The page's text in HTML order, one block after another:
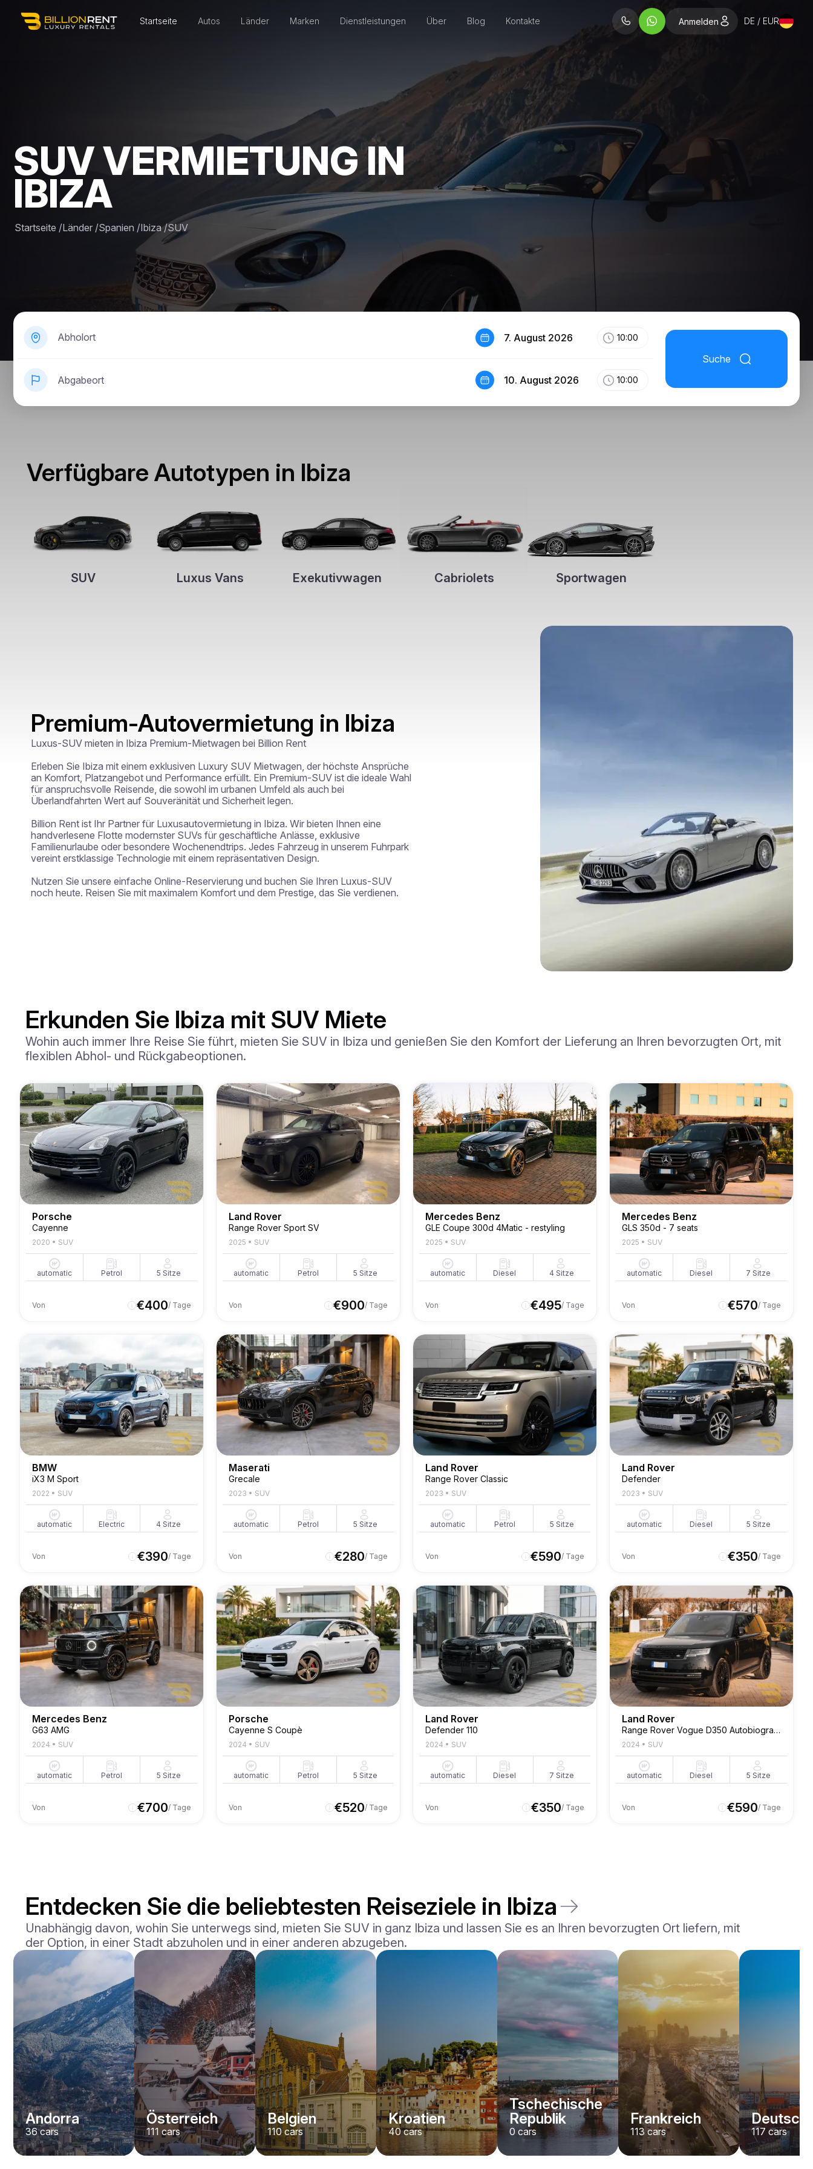
Startseite Autos Länder Marken Dienstleistungen Über Blog Kontakte Anmelden DE / EUR
SUV VERMIETUNG IN
IBIZA
Startseite /Länder /Spanien /Ibiza /SUV
Abholort
Abgabeort
7. August 2026 10:00
10. August 2026 10:00
Suche
Verfügbare Autotypen in Ibiza
SUV Luxus Vans Exekutivwagen Cabriolets Sportwagen
Premium-Autovermietung in Ibiza
Luxus-SUV mieten in Ibiza Premium-Mietwagen bei Billion Rent
Erleben Sie Ibiza mit einem exklusiven Luxury SUV Mietwagen, der höchste Ansprüche
an Komfort, Platzangebot und Performance erfüllt. Ein Premium-SUV ist die ideale Wahl
für anspruchsvolle Reisende, die sowohl im urbanen Umfeld als auch bei
Überlandfahrten Wert auf Souveränität und Sicherheit legen.
Billion Rent ist Ihr Partner für Luxusautovermietung in Ibiza. Wir bieten Ihnen eine
handverlesene Flotte modernster SUVs für geschäftliche Anlässe, exklusive
Familienurlaube oder besondere Wochenendtrips. Jedes Fahrzeug in unserem Fuhrpark
vereint erstklassige Technologie mit einem repräsentativen Design.
Nutzen Sie unsere einfache Online-Reservierung und buchen Sie Ihren Luxus-SUV
noch heute. Reisen Sie mit maximalem Komfort und dem Prestige, das Sie verdienen.
Erkunden Sie Ibiza mit SUV Miete
Wohin auch immer Ihre Reise Sie führt, mieten Sie SUV in Ibiza und genießen Sie den Komfort der Lieferung an Ihren bevorzugten Ort, mit
flexiblen Abhol- und Rückgabeoptionen.
Porsche
Cayenne
2020 • SUV
automatic Petrol 5 Sitze
Von €400/ Tage
Land Rover
Range Rover Sport SV
2025 • SUV
automatic Petrol 5 Sitze
Von €900/ Tage
Mercedes Benz
GLE Coupe 300d 4Matic - restyling
2025 • SUV
automatic Diesel 4 Sitze
Von €495/ Tage
Mercedes Benz
GLS 350d - 7 seats
2025 • SUV
automatic Diesel 7 Sitze
Von €570/ Tage
BMW
iX3 M Sport
2022 • SUV
automatic Electric 4 Sitze
Von €390/ Tage
Maserati
Grecale
2023 • SUV
automatic Petrol 5 Sitze
Von €280/ Tage
Land Rover
Range Rover Classic
2023 • SUV
automatic Petrol 5 Sitze
Von €590/ Tage
Land Rover
Defender
2023 • SUV
automatic Diesel 5 Sitze
Von €350/ Tage
Mercedes Benz
G63 AMG
2024 • SUV
automatic Petrol 5 Sitze
Von €700/ Tage
Porsche
Cayenne S Coupè
2024 • SUV
automatic Petrol 5 Sitze
Von €520/ Tage
Land Rover
Defender 110
2024 • SUV
automatic Diesel 7 Sitze
Von €350/ Tage
Land Rover
Range Rover Vogue D350 Autobiography
2024 • SUV
automatic Diesel 5 Sitze
Von €590/ Tage
Entdecken Sie die beliebtesten Reiseziele in Ibiza
Unabhängig davon, wohin Sie unterwegs sind, mieten Sie SUV in ganz Ibiza und lassen Sie es an Ihren bevorzugten Ort liefern, mit
der Option, in einer Stadt abzuholen und in einer anderen abzugeben.
Andorra
36cars
Österreich
111 cars
Belgien
110cars
Kroatien
40cars
Tschechische
Republik
0 cars
Frankreich
113cars 117 cars